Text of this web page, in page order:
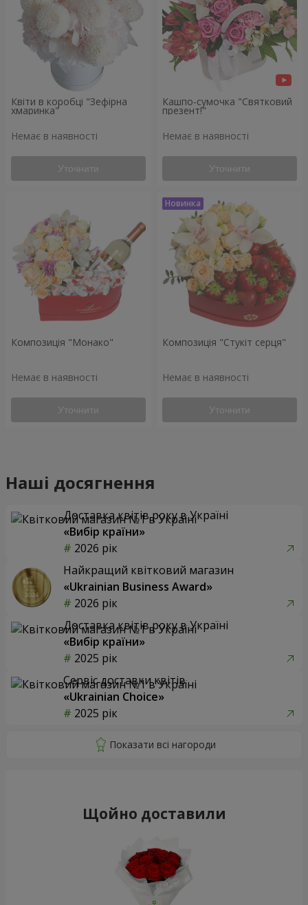
Квіти в коробці "Зефірна
хмаринка"
Немає в наявності
Уточнити
Кашпо-сумочка "Святковий
презент!"
Немає в наявності
Уточнити
Композиція "Монако"
Немає в наявності
Уточнити
Композиція "Стукіт серця"
Немає в наявності
Уточнити
Наші досягнення
Доставка квітів року в Україні
«Вибір країни»
2026 рік
Найкращий квітковий магазин
«Ukrainian Business Award»
2026 рік
Доставка квітів року в Україні
«Вибір країни»
2025 рік
Сервіс доставки квітів
«Ukrainian Choice»
2025 рік
Щойно доставили